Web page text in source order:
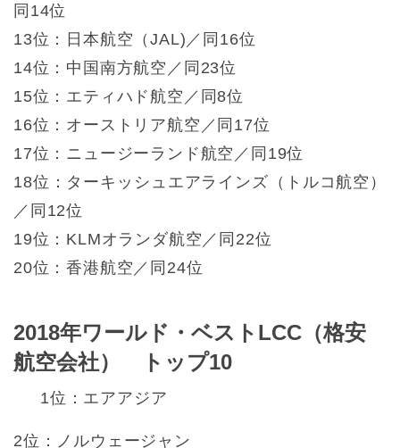
同14位
13位：日本航空（JAL)／同16位
14位：中国南方航空／同23位
15位：エティハド航空／同8位
16位：オーストリア航空／同17位
17位：ニュージーランド航空／同19位
18位：ターキッシュエアラインズ（トルコ航空）
／同12位
19位：KLMオランダ航空／同22位
20位：香港航空／同24位
2018年ワールド・ベストLCC（格安
航空会社） トップ10
1位：エアアジア
2位：ノルウェージャン